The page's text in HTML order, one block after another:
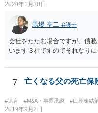
2020年1月30日
馬場 亨二 弁護士
会社をたたむ場合ですが、債
います３社ですのでそれなり
7 亡くなる父の死亡保
#遺言 #M&A・事業承継 #口座凍結
2019年9月2日